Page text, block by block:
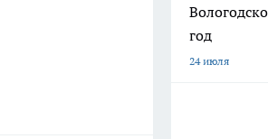
год
24 июля